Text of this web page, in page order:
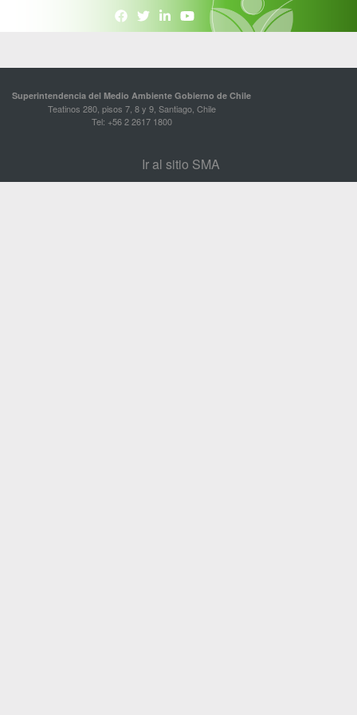
Superintendencia del Medio Ambiente Gobierno de Chile
Teatinos 280, pisos 7, 8 y 9, Santiago, Chile
Tel: +56 2 2617 1800
Ir al sitio SMA